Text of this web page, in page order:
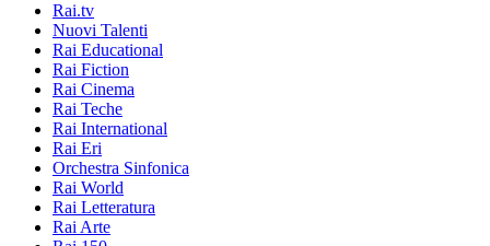
Rai.tv
Nuovi Talenti
Rai Educational
Rai Fiction
Rai Cinema
Rai Teche
Rai International
Rai Eri
Orchestra Sinfonica
Rai World
Rai Letteratura
Rai Arte